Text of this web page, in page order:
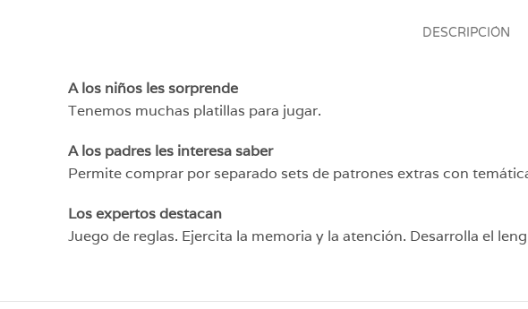
DESCRIPCIÓN
A los niños les sorprende
Tenemos muchas platillas para jugar.
A los padres les interesa saber
Permite comprar por separado sets de patrones extras con
Los expertos destacan
Juego de reglas. Ejercita la memoria y la atención. Desarrolla el